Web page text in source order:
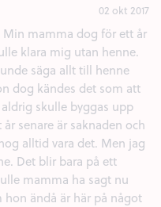
02 okt 2017
mamma dog för ett år
klara mig utan henne.
säga allt till henne
dog kändes det som att
skulle byggas upp
senare är saknaden och
alltid vara det. Men jag
Det blir bara på ett
mamma ha sagt nu
ändå är här på något